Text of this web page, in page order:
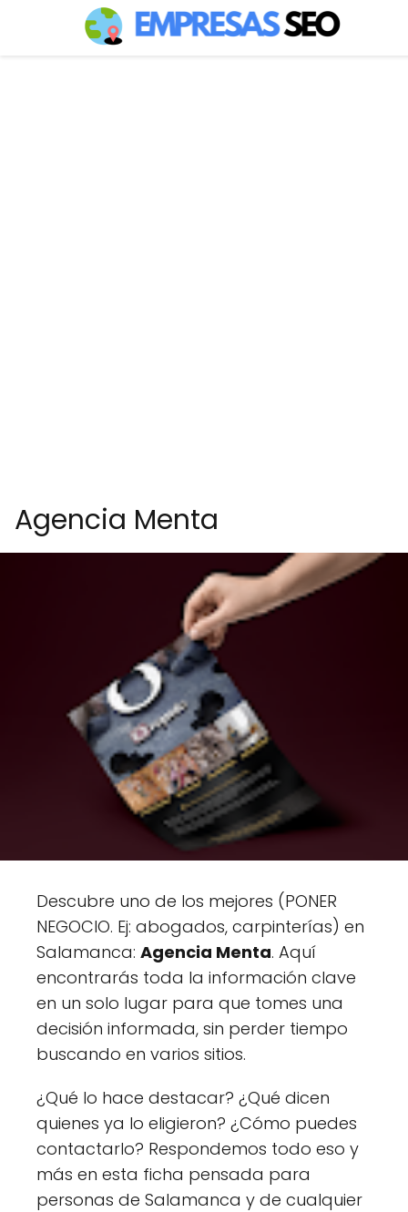
Agencia Menta
Descubre uno de los mejores (PONER
NEGOCIO. Ej: abogados, carpinterías) en
Salamanca: Agencia Menta. Aquí
encontrarás toda la información clave
en un solo lugar para que tomes una
decisión informada, sin perder tiempo
buscando en varios sitios.
¿Qué lo hace destacar? ¿Qué dicen
quienes ya lo eligieron? ¿Cómo puedes
contactarlo? Respondemos todo eso y
más en esta ficha pensada para
personas de Salamanca y de cualquier